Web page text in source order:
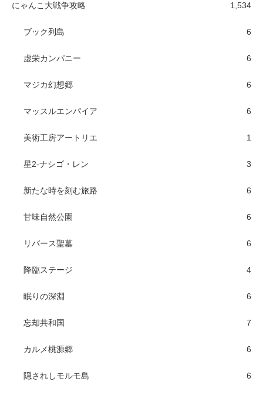
にゃんこ大戦争攻略 1,534
ブック列島 6
虚栄カンパニー 6
マジカ幻想郷 6
マッスルエンパイア 6
美術工房アートリエ 1
星2-ナシゴ・レン 3
新たな時を刻む旅路 6
甘味自然公園 6
リバース聖墓 6
降臨ステージ 4
眠りの深淵 6
忘却共和国 7
カルメ桃源郷 6
隠されしモルモ島 6